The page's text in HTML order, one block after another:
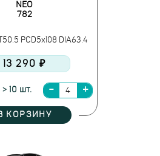
NEO
782
PCD5x108 DIA63.4
13 290 ₽
10 шт.
КОРЗИНУ